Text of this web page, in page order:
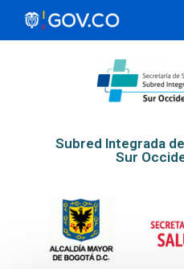
Subred Integrada
Sur